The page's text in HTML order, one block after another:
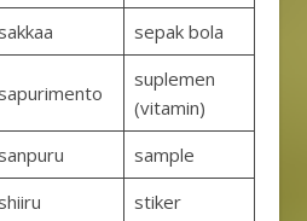
sakkaa sepak bola
sapurimento
suplemen
(vitamin)
sanpuru
sample
shiiru stiker